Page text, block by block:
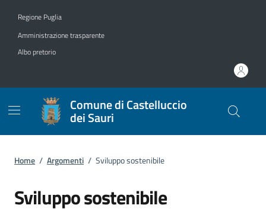
Regione Puglia
Amministrazione trasparente
Albo pretorio
Comune di Castelluccio
dei Sauri
Home / Argomenti / Sviluppo sostenibile
Sviluppo sostenibile